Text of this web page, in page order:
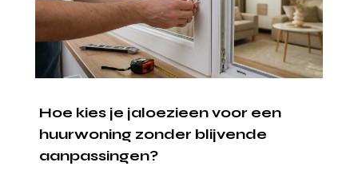
Hoe kies je jaloezieen voor een
huurwoning zonder blijvende
aanpassingen?